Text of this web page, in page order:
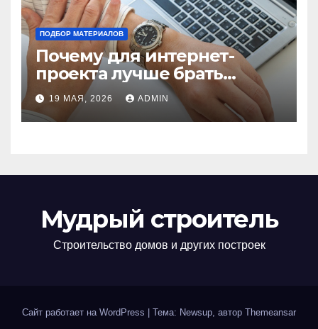
ПОДБОР МАТЕРИАЛОВ
Почему для интернет-
проекта лучше брать
отдельный сервер:
преимущества и ключевые
аспекты
19 МАЯ, 2026 ADMIN
Мудрый строитель
Строительство домов и других построек
Сайт работает на WordPress Тема: Newsup, автор Themeansar